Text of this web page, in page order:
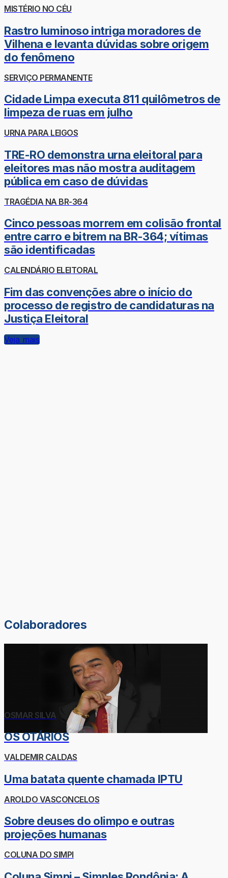
MISTÉRIO NO CÉU
Rastro luminoso intriga moradores de
Vilhena e levanta dúvidas sobre origem
do fenômeno
SERVIÇO PERMANENTE
Cidade Limpa executa 811 quilômetros de
limpeza de ruas em julho
URNA PARA LEIGOS
TRE-RO demonstra urna eleitoral para
eleitores mas não mostra auditagem
pública em caso de dúvidas
TRAGÉDIA NA BR-364
Cinco pessoas morrem em colisão frontal
entre carro e bitrem na BR-364; vítimas
são identificadas
CALENDÁRIO ELEITORAL
Fim das convenções abre o início do
processo de registro de candidaturas na
Justiça Eleitoral
Veja mais
Colaboradores
OSMAR SILVA
OS OTÁRIOS
VALDEMIR CALDAS
Uma batata quente chamada IPTU
AROLDO VASCONCELOS
Sobre deuses do olimpo e outras
projeções humanas
COLUNA DO SIMPI